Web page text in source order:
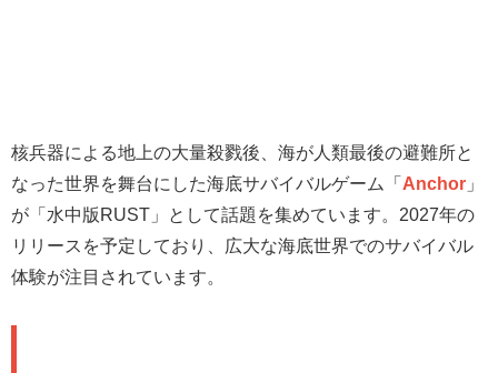
核兵器による地上の大量殺戮後、海が人類最後の避難所と
なった世界を舞台にした海底サバイバルゲーム「 Anchor 」
が「水中版RUST」として話題を集めています。2027年の
リリースを予定しており、広大な海底世界でのサバイバル
体験が注目されています。